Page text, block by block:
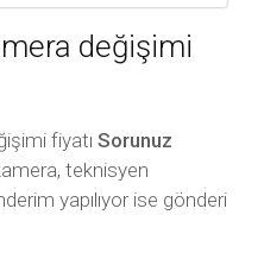
değişimi
fiyatı Sorunuz
teknisyen
yapılıyor ise gönderi